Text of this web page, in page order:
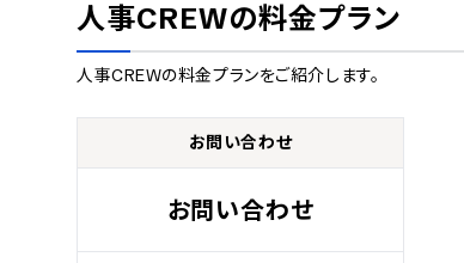
人事CREWの料金プラン
人事CREWの料金プランをご紹介します。
お問い合わせ
お問い合わせ